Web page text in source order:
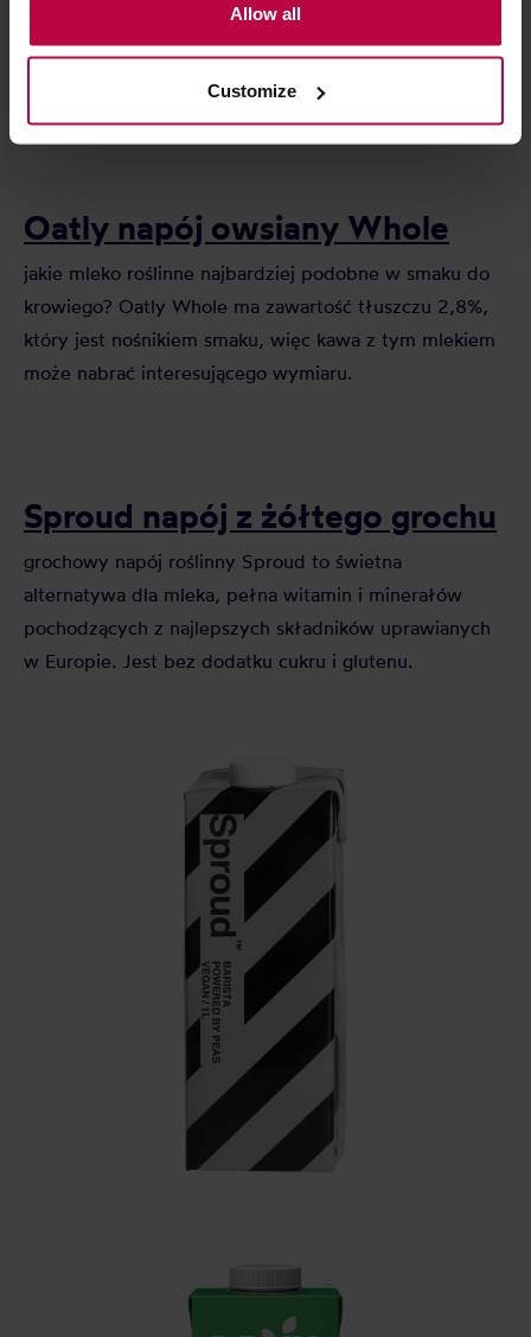
Mazowiecka 24I/U9, 78-100 Kołobrzeg) or third parties’
legitimate interests which are to ensure a high quality of
activities of the controller and authorized entities. More
information about cookies and the personal data
Allow all
Customize
Oatly napój owsiany Whole
jakie mleko roślinne najbardziej podobne w smaku do
krowiego? Oatly Whole ma zawartość tłuszczu 2,8%,
który jest nośnikiem smaku, więc kawa z tym mlekiem
może nabrać interesującego wymiaru.
Sproud napój z żółtego grochu
grochowy napój roślinny Sproud to świetna
alternatywa dla mleka, pełna witamin i minerałów
pochodzących z najlepszych składników uprawianych
w Europie. Jest bez dodatku cukru i glutenu.